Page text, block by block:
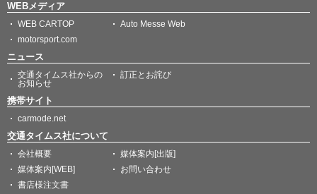
WEBメディア
WEB CARTOP
Auto Messe Web
motorsport.com
ニュース
交通タイムス社からの
お知らせ
訂正とお詫び
携帯サイト
carmode.net
交通タイムス社について
会社概要
媒体案内[出版]
媒体案内[WEB]
お問い合わせ
書店様注文書